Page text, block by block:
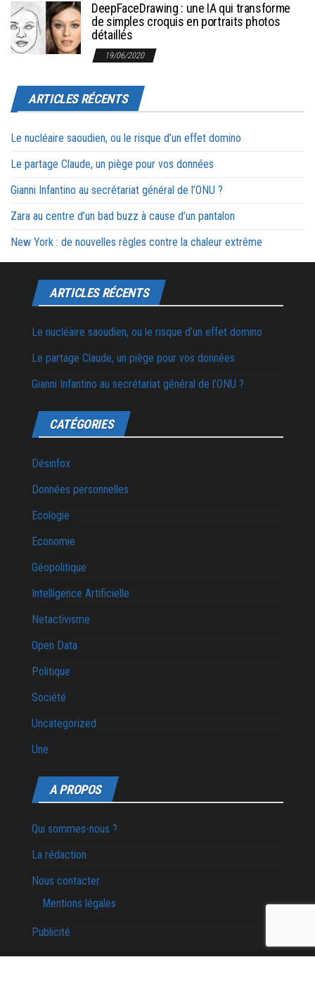
DeepFaceDrawing : une IA qui transforme
de simples croquis en portraits photos
détaillés
19/06/2020
ARTICLES RÉCENTS
Le nucléaire saoudien, ou le risque d’un effet domino
Le partage Claude, un piège pour vos données
Gianni Infantino au secrétariat général de l’ONU ?
Zara au centre d’un bad buzz à cause d’un pantalon
New York : de nouvelles règles contre la chaleur extrême
ARTICLES RÉCENTS
Le nucléaire saoudien, ou le risque d’un effet domino
Le partage Claude, un piège pour vos données
Gianni Infantino au secrétariat général de l’ONU ?
CATÉGORIES
Désinfox
Données personnelles
Ecologie
Economie
Géopolitique
Intelligence Artificielle
Netactivisme
Open Data
Politique
Société
Uncategorized
Une
A PROPOS
Qui sommes-nous ?
La rédaction
Nous contacter
Mentions légales
Publicité